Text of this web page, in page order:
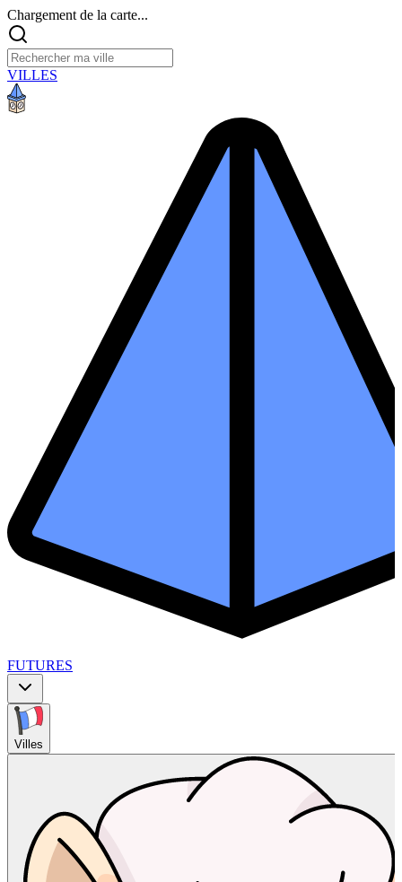
Chargement de la carte...
VILLES
FUTURES
Villes